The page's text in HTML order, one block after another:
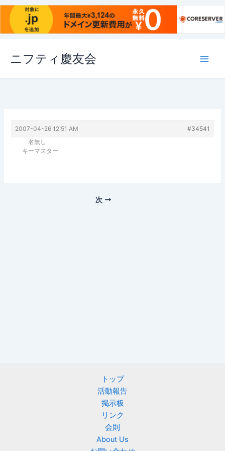
ス
ニフティ慶友会
2007-04-26 12:51 AM
#34541
名無し
キーマスター
次
トップ
活動報告
掲示板
リンク
会則
About Us